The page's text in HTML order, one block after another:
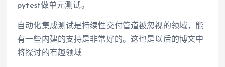
pytest做单元测试。
自动化集成测试是持续性交付管道被忽视的领域，能
有一些内建的支持是非常好的。这也是以后的博文中
将探讨的有趣领域